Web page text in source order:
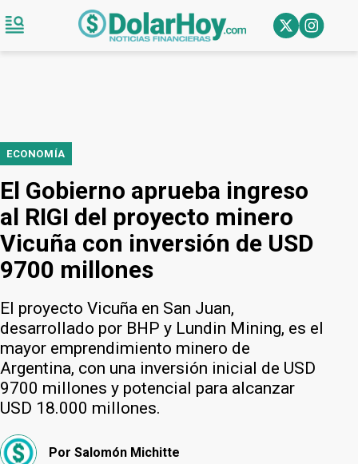
ECONOMÍA
El Gobierno aprueba ingreso
al RIGI del proyecto minero
Vicuña con inversión de USD
9700 millones
El proyecto Vicuña en San Juan,
desarrollado por BHP y Lundin Mining, es el
mayor emprendimiento minero de
Argentina, con una inversión inicial de USD
9700 millones y potencial para alcanzar
USD 18.000 millones.
Por Salomón Michitte